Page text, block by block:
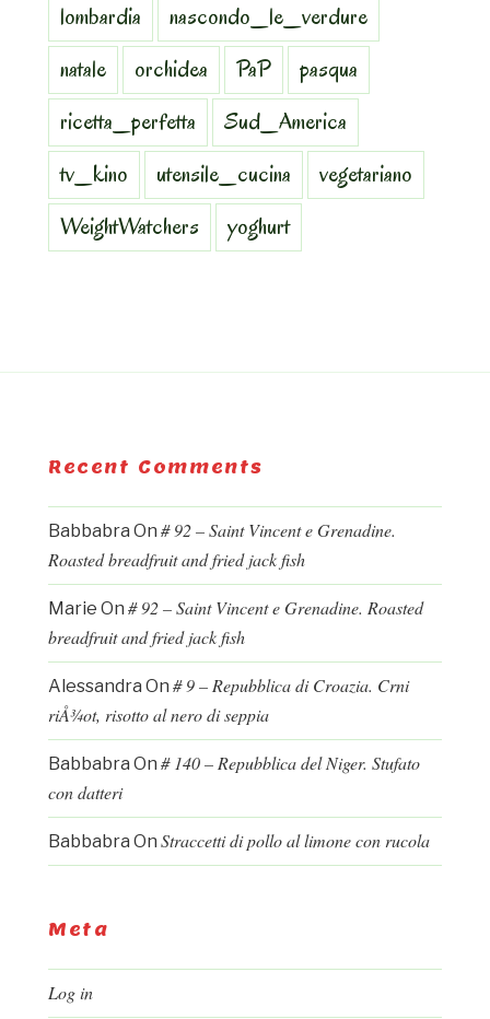
lombardia
nascondo_le_verdure
natale
orchidea PaP
pasqua
ricetta_perfetta
Sud_America
tv_kino
utensile_cucina
vegetariano
WeightWatchers
yoghurt
Recent Comments
Babbabra On # 92 – Saint Vincent e Grenadine.
Roasted breadfruit and fried jack fish
Marie On # 92 – Saint Vincent e Grenadine. Roasted
breadfruit and fried jack fish
Alessandra On # 9 – Repubblica di Croazia. Crni
riÅ¾ot, risotto al nero di seppia
Babbabra On # 140 – Repubblica del Niger. Stufato
con datteri
Babbabra On Straccetti di pollo al limone con rucola
Meta
Log in